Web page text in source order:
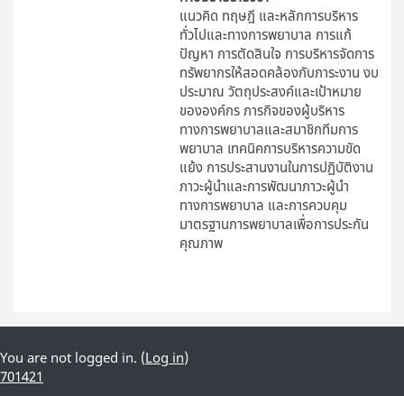
แนวคิด ทฤษฎี และหลักการบริหาร
ทั่วไปและทางการพยาบาล การแก้
ปัญหา การตัดสินใจ การบริหารจัดการ
ทรัพยากรให้สอดคล้องกับภาระงาน งบ
ประมาณ วัตถุประสงค์และเป้าหมาย
ขององค์กร ภารกิจของผู้บริหาร
ทางการพยาบาลและสมาชิกทีมการ
พยาบาล เทคนิคการบริหารความขัด
แย้ง การประสานงานในการปฏิบัติงาน
ภาวะผู้นำและการพัฒนาภาวะผู้นำ
ทางการพยาบาล และการควบคุม
มาตรฐานการพยาบาลเพื่อการประกัน
คุณภาพ
You are not logged in. (Log in)
701421